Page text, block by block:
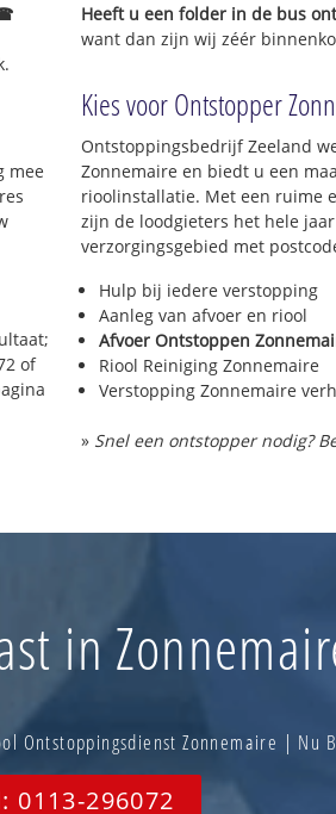
mee
of
Heeft u een folder in de bus
want dan zijn wij zéér
Kies voor Ontstopper
Ontstoppingsbedrijf Zeeland
Zonnemaire en biedt u een
rioolinstallatie. Met een ruime
zijn de loodgieters het hele
verzorgingsgebied met
Hulp bij iedere verstopping
Aanleg van afvoer en riool
Afvoer Ontstoppen
Riool Reiniging Zonnemaire
Verstopping Zonnemaire
» Snel een ontstopper nodig?
in
Ontstoppingsdienst Zonnemaire | Nu
0113-296072